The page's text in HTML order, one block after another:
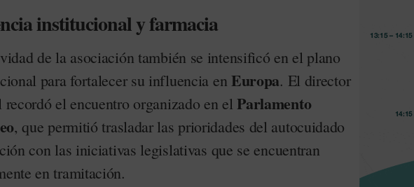
institucional y farmacia
de la asociación también se intensificó en el plano
para fortalecer su influencia en Europa. El director
recordó el encuentro organizado en elParlamento
, que permitió trasladar las prioridades del autocuidado
con las iniciativas legislativas que se encuentran
en tramitación.